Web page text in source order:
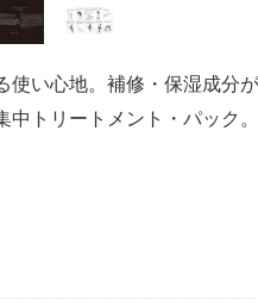
使い心地。補修・保湿成分
中トリートメント・パック。